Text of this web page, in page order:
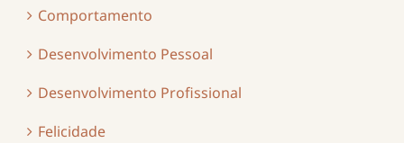
Comportamento
Desenvolvimento Pessoal
Desenvolvimento Profissional
Felicidade